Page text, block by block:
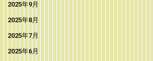
2025年9月
2025年8月
2025年7月
2025年6月